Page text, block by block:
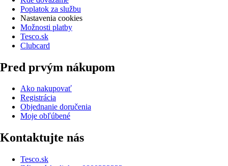
Poplatok za službu
Nastavenia cookies
Možnosti platby
Tesco.sk
Clubcard
Pred prvým nákupom
Ako nakupovať
Registrácia
Objednanie doručenia
Moje obľúbené
Kontaktujte nás
Tesco.sk